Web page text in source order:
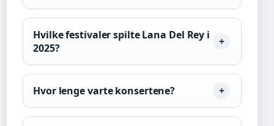
Hvilke festivaler spilte Lana Del Rey i
2025?
Hvor lenge varte konsertene?